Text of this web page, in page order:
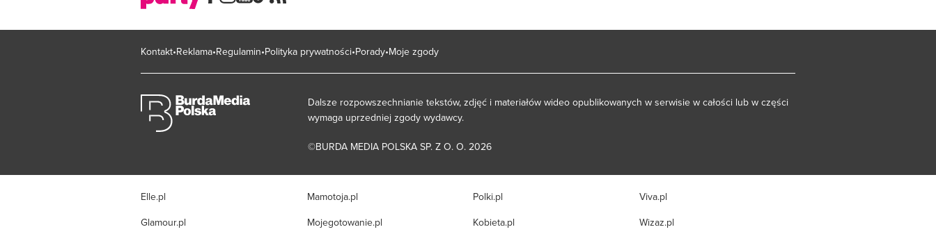
Kontakt Reklama Regulamin Polityka prywatności Porady Moje zgody
Dalsze rozpowszechnianie tekstów, zdjęć i materiałów wideo opublikowanych w serwisie w całości lub w części
wymaga uprzedniej zgody wydawcy.
©BURDA MEDIA POLSKA SP. Z O. O. 2026
Elle.pl
Glamour.pl
Mamotoja.pl
Mojegotowanie.pl
Polki.pl
Kobieta.pl
Viva.pl
Wizaz.pl